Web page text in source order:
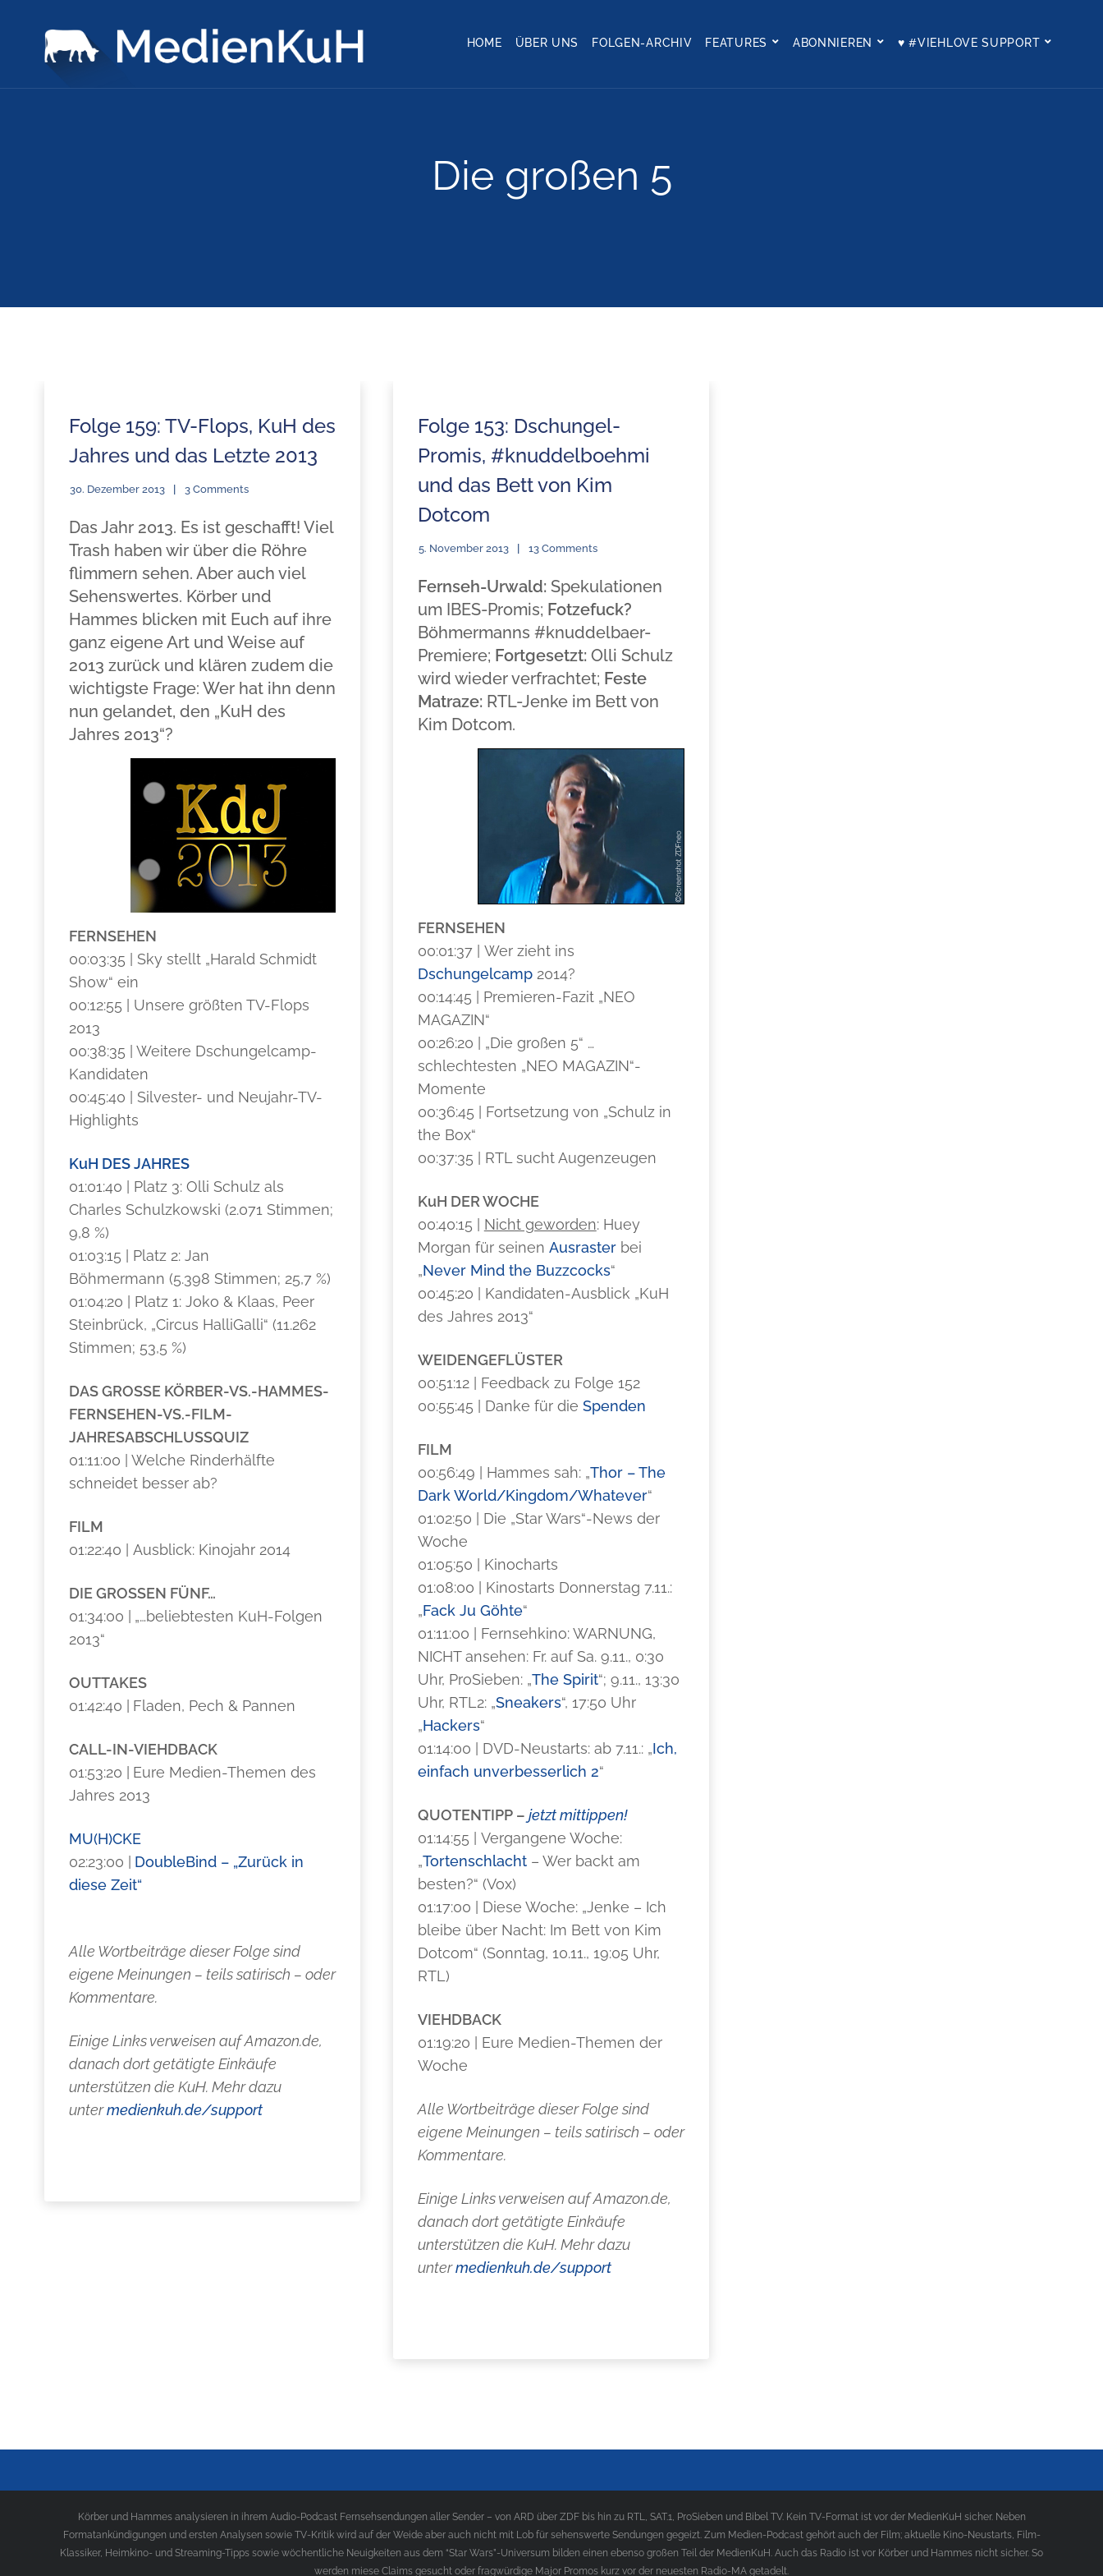
HOME ÜBER UNS FOLGEN-ARCHIV FEATURES ABONNIEREN ♥ #VIEHLOVE SUPPORT
Die großen 5
Folge 159: TV-Flops, KuH des
Jahres und das Letzte 2013
30. Dezember 2013 3 Comments
Das Jahr 2013. Es ist geschafft! Viel
Trash haben wir über die Röhre
flimmern sehen. Aber auch viel
Sehenswertes. Körber und
Hammes blicken mit Euch auf ihre
ganz eigene Art und Weise auf
2013 zurück und klären zudem die
wichtigste Frage: Wer hat ihn denn
nun gelandet, den „KuH des
Jahres 2013“?
FERNSEHEN
00:03:35 | Sky stellt „Harald Schmidt
Show“ ein
00:12:55 | Unsere größten TV-Flops
2013
00:38:35 | Weitere Dschungelcamp-
Kandidaten
00:45:40 | Silvester- und Neujahr-TV-
Highlights
KuH DES JAHRES
01:01:40 | Platz 3: Olli Schulz als
Charles Schulzkowski (2.071 Stimmen;
9,8 %)
01:03:15 | Platz 2: Jan
Böhmermann (5.398 Stimmen; 25,7 %)
01:04:20 | Platz 1: Joko & Klaas, Peer
Steinbrück, „Circus HalliGalli“ (11.262
Stimmen; 53,5 %)
DAS GROSSE KÖRBER-VS.-HAMMES-
FERNSEHEN-VS.-FILM-
JAHRESABSCHLUSSQUIZ
01:11:00 |
Welche Rinderhälfte
schneidet besser ab?
FILM
01:22:40 | Ausblick: Kinojahr 2014
DIE GROSSEN FÜNF…
01:34:00 |
„…beliebtesten KuH-Folgen
2013“
OUTTAKES
01:42:40 |
Fladen, Pech & Pannen
CALL-IN-VIEHDBACK
01:53:20 |
Eure Medien-Themen des
Jahres 2013
MU(H)CKE
02:23:00 |
DoubleBind – „Zurück in
diese Zeit“
Alle Wortbeiträge dieser Folge sind
eigene Meinungen – teils satirisch – oder
Kommentare.
Einige Links verweisen auf Amazon.de,
danach dort getätigte Einkäufe
unterstützen die KuH. Mehr dazu
untermedienkuh.de/support
Folge 153: Dschungel-
Promis, #knuddelboehmi
und das Bett von Kim
Dotcom
5. November 2013 13 Comments
Fernseh-Urwald: Spekulationen
um IBES-Promis; Fotzefuck?
Böhmermanns #knuddelbaer-
Premiere; Fortgesetzt: Olli Schulz
wird wieder verfrachtet; Feste
Matraze: RTL-Jenke im Bett von
Kim Dotcom.
FERNSEHEN
00:01:37 | Wer zieht ins
Dschungelcamp2014?
00:14:45 | Premieren-Fazit „NEO
MAGAZIN“
00:26:20 | „Die großen 5“ …
schlechtesten „NEO MAGAZIN“-
Momente
00:36:45 | Fortsetzung von „Schulz in
the Box“
00:37:35 | RTL sucht Augenzeugen
KuH DER WOCHE
00:40:15 | Nicht geworden: Huey
Morgan für seinen Ausrasterbei
„Never Mind the Buzzcocks“
00:45:20 | Kandidaten-Ausblick „KuH
des Jahres 2013“
WEIDENGEFLÜSTER
00:51:12 | Feedback zu Folge 152
00:55:45 | Danke für die Spenden
FILM
00:56:49 | Hammes sah: „Thor – The
Dark World/Kingdom/Whatever“
01:02:50 | Die „Star Wars“-News der
Woche
01:05:50 | Kinocharts
01:08:00 | Kinostarts Donnerstag 7.11.:
„Fack Ju Göhte“
01:11:00 | Fernsehkino: WARNUNG,
NICHT ansehen: Fr. auf Sa. 9.11., 0:30
Uhr, ProSieben: „The Spirit“; 9.11., 13:30
Uhr, RTL2: „Sneakers“, 17:50 Uhr
„Hackers“
01:14:00 | DVD-Neustarts: ab 7.11.: „Ich,
einfach unverbesserlich 2“
QUOTENTIPP – jetzt mittippen!
01:14:55 | Vergangene Woche:
„Tortenschlacht– Wer backt am
besten?“ (Vox)
01:17:00 | Diese Woche: „Jenke – Ich
bleibe über Nacht: Im Bett von Kim
Dotcom“ (Sonntag, 10.11., 19:05 Uhr,
RTL)
VIEHDBACK
01:19:20 | Eure Medien-Themen der
Woche
Alle Wortbeiträge dieser Folge sind
eigene Meinungen – teils satirisch – oder
Kommentare.
Einige Links verweisen auf Amazon.de,
danach dort getätigte Einkäufe
unterstützen die KuH. Mehr dazu
untermedienkuh.de/support
Körber und Hammes analysieren in ihrem Audio-Podcast Fernsehsendungen aller Sender – von ARD über ZDF bis hin zu RTL, SAT.1, ProSieben und Bibel TV. Kein TV-Format ist vor der MedienKuH sicher. Neben
Formatankündigungen und ersten Analysen sowie TV-Kritik wird auf der Weide aber auch nicht mit Lob für sehenswerte Sendungen gegeizt. Zum Medien-Podcast gehört auch der Film; aktuelle Kino-Neustarts, Film-
Klassiker, Heimkino- und Streaming-Tipps sowie wöchentliche Neuigkeiten aus dem “Star Wars”-Universum bilden einen ebenso großen Teil der MedienKuH. Auch das Radio ist vor Körber und Hammes nicht sicher. So
werden miese Claims gesucht oder fragwürdige Major Promos kurz vor der neuesten Radio-MA getadelt.